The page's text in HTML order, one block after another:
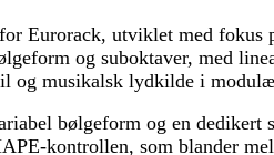
Eurorack, utviklet med
og suboktaver, med
og musikalsk lydkilde i
bølgeform og en
kontrollen, som blander